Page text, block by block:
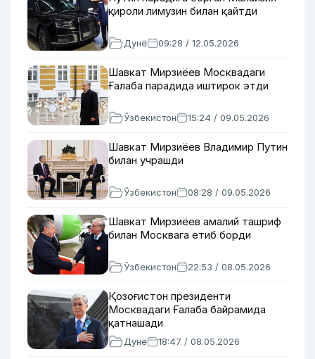
қироли лимузин билан қайтди
Дунё 09:28 / 12.05.2026
Шавкат Мирзиёев Москвадаги
Ғалаба парадида иштирок этди
Ўзбекистон 15:24 / 09.05.2026
Шавкат Мирзиёев Владимир Путин
билан учрашди
Ўзбекистон 08:28 / 09.05.2026
Шавкат Мирзиёев амалий ташриф
билан Москвага етиб борди
Ўзбекистон 22:53 / 08.05.2026
Қозоғистон президенти
Москвадаги Ғалаба байрамида
қатнашади
Дунё 18:47 / 08.05.2026